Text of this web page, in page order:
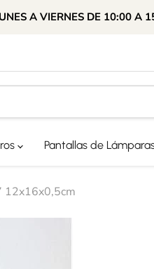
A VIERNES DE 10:00
Pantallas de
12x16x0,5cm